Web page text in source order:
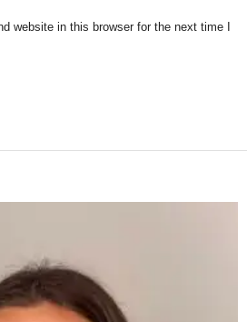
website in this browser for the next time I